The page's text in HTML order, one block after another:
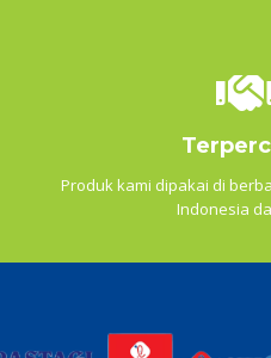
Produk kami dipakai di
Indonesia